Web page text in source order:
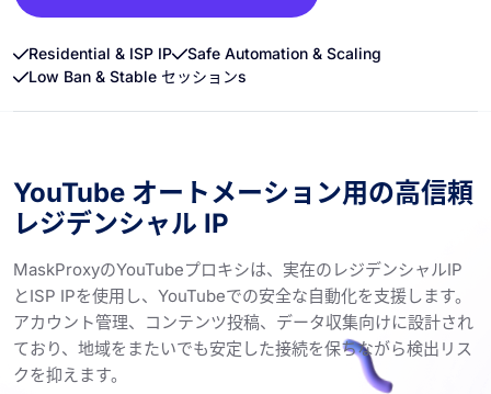
Residential & ISP IP
Safe Automation & Scaling
Low Ban & Stable セッションs
YouTube オートメーション用の高信頼
レジデンシャル IP
MaskProxyのYouTubeプロキシは、実在のレジデンシャルIP
とISP IPを使用し、YouTubeでの安全な自動化を支援します。
アカウント管理、コンテンツ投稿、データ収集向けに設計され
ており、地域をまたいでも安定した接続を保ちながら検出リス
クを抑えます。